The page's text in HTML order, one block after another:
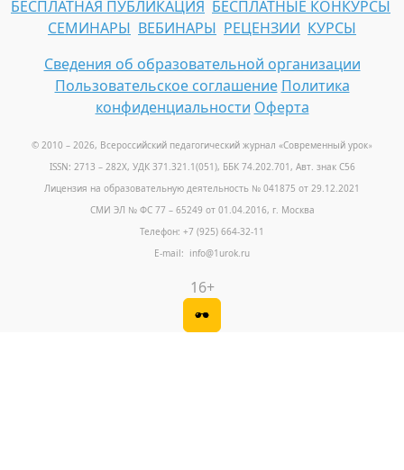
БЕСПЛАТНАЯ ПУБЛИКАЦИЯ БЕСПЛАТНЫЕ КОНКУРСЫ
СЕМИНАРЫ ВЕБИНАРЫ РЕЦЕНЗИИ КУРСЫ
Сведения об образовательной организации
Пользовательское соглашение Политика
конфиденциальности Оферта
© 2010 – 2026, Всероссийский педагогический журнал «Современный урок»
ISSN: 2713 – 282X, УДК 371.321.1(051), ББК 74.202.701, Авт. знак С56
Лицензия на образовательную деятельность № 041875 от 29.12.2021
СМИ ЭЛ № ФС 77 – 65249 от 01.04.2016, г. Москва
Телефон: +7 (925) 664-32-11
E-mail: info@1urok.ru
16+